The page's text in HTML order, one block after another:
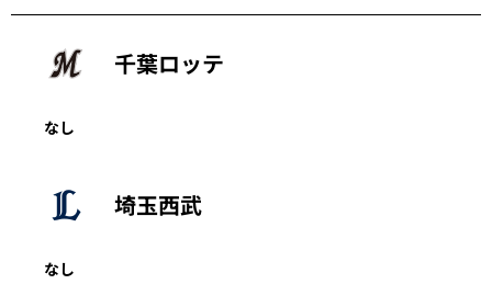
千葉ロッテ
なし
埼玉西武
なし